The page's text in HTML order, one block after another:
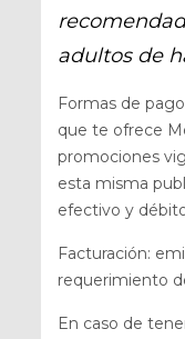
adultos de
Formas de
que te ofrece
promociones
esta misma
efectivo y
Facturación:
requerimiento
En caso de